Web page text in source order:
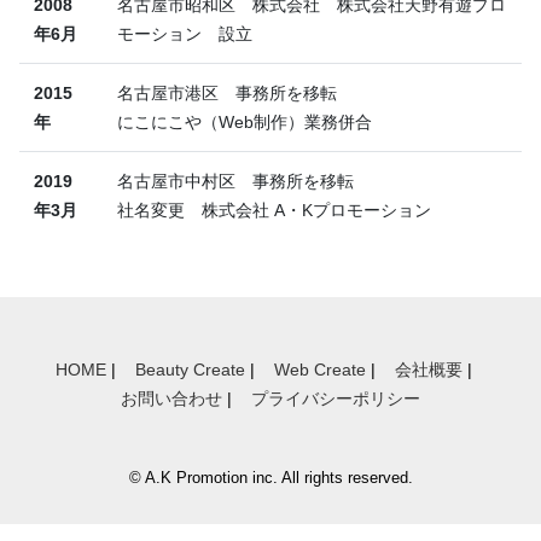
2008
年6月
名古屋市昭和区 株式会社 株式会社天野有遊プロ
モーション 設立
2015
年
名古屋市港区 事務所を移転
にこにこや（Web制作）業務併合
2019
年3月
名古屋市中村区 事務所を移転
社名変更 株式会社 A・Kプロモーション
HOME| Beauty Create | Web Create | 会社概要|
お問い合わせ | プライバシーポリシー
© A.K Promotion inc. All rights reserved.